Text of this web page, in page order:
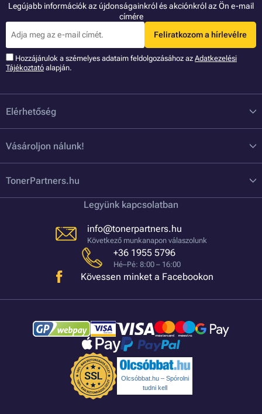
Legújabb információk az újdonságainkról és akciónkról az Ön e-mail
címére
Feliratkozom a hírlevélre
Hozzájárulok a szémelyes adataim feldolgozásához az Adatkezelési
Tájékoztató alapján.
Elérhetőség
Vásároljon nálunk!
TonerPartners.hu
Legyünk kapcsolatban
info@tonerpartners.hu
Következő munkanapon válaszolunk
+36 1955 5796
Hé–Pé: 8:00 – 16:00
Kövessen minket a Facebookon
Olcsóbbat.hu – Spórolni
tudni kell